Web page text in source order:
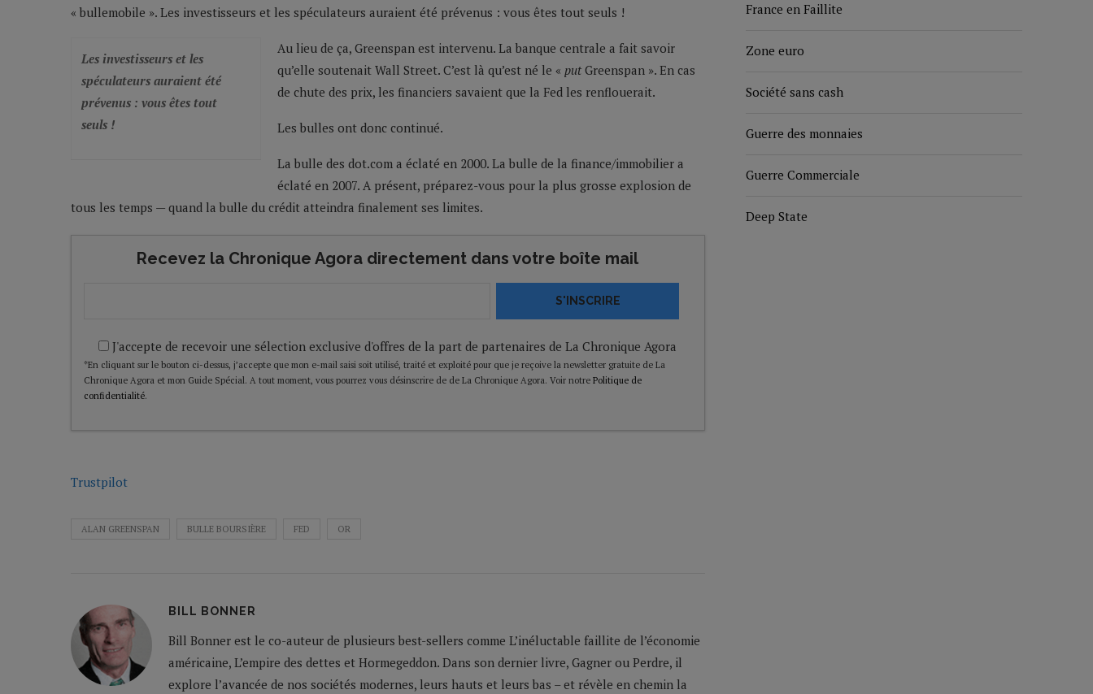
« bullemobile ». Les investisseurs et les spéculateurs auraient été prévenus : vous êtes tout seuls !
Les investisseurs et les
spéculateurs auraient été
prévenus : vous êtes tout
seuls !
Au lieu de ça, Greenspan est intervenu. La banque centrale a fait savoir
qu’elle soutenait Wall Street. C’est là qu’est né le « put Greenspan ». En cas
de chute des prix, les financiers savaient que la Fed les renflouerait.
Les bulles ont donc continué.
La bulle des dot.com a éclaté en 2000. La bulle de la finance/immobilier a
éclaté en 2007. A présent, préparez-vous pour la plus grosse explosion de
tous les temps — quand la bulle du crédit atteindra finalement ses limites.
Recevez la Chronique Agora directement dans votre boîte mail
S'INSCRIRE
J'accepte de recevoir une sélection exclusive d'offres de la part de partenaires de La Chronique Agora
*En cliquant sur le bouton ci-dessus, j’accepte que mon e-mail saisi soit utilisé, traité et exploité pour que je reçoive la newsletter gratuite de La
Chronique Agora et mon Guide Spécial. A tout moment, vous pourrez vous désinscrire de de La Chronique Agora. Voir notre Politique de
confidentialité.
Trustpilot
ALAN GREENSPAN BULLE BOURSIÈRE FED OR
BILL BONNER
Bill Bonner est le co-auteur de plusieurs best-sellers comme L’inéluctable faillite de l’économie
américaine, L’empire des dettes et Hormegeddon. Dans son dernier livre, Gagner ou Perdre, il
explore l’avancée de nos sociétés modernes, leurs hauts et leurs bas – et révèle en chemin la
France en Faillite
Zone euro
Société sans cash
Guerre des monnaies
Guerre Commerciale
Deep State